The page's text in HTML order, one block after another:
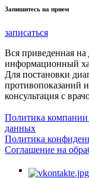
Запишитесь на прием
записаться
Вся приведенная
информационный
Для постановки
противопоказаний
консультация с
Политика
данных
Политика
Соглашение на